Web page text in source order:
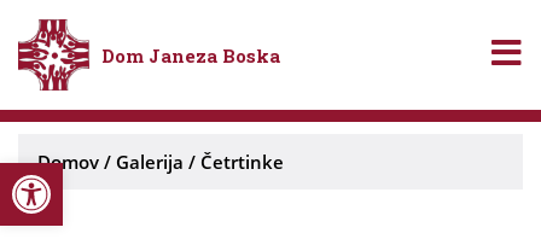
Open toolbar
Dom Janeza Boska
Domov / Galerija / Četrtinke